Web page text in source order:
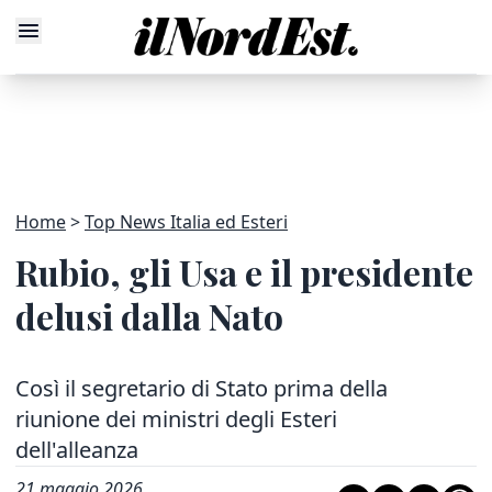
Home Top News Italia ed Esteri
Rubio, gli Usa e il presidente
delusi dalla Nato
Così il segretario di Stato prima della
riunione dei ministri degli Esteri
dell'alleanza